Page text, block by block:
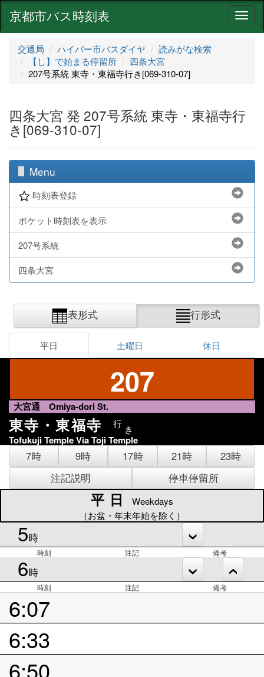
ナ
ビ
京都市バス時刻表
交通局 ハイパー市バスダイヤ
読みがな検索
【し】で始まる停留所
四条大宮
207号系統 東寺・東福寺行き[069-310-07]
四条大宮 発 207号系統 東寺・東福寺行
き[069-310-07]
Menu
時刻表登録
ポケット時刻表を表示
207号系統
四条大宮
表形式 行形式
平日 土曜日 休日
207
大宮通 Omiya-dori St.
東寺・東福寺 行 き
Tofukuji Temple Via Toji Temple
7時 9時 17時 21時
23時
注記説明
停車停留所
平日
Weekdays
（お盆・年末年始を除く）
5時
時刻 注記 備考
6時
時刻 注記 備考
6:07
6:33
6:50